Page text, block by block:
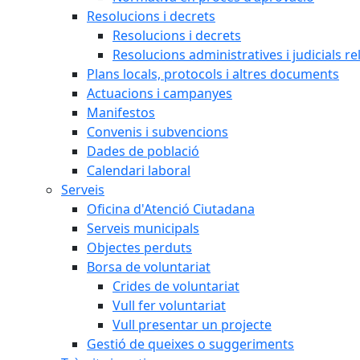
Resolucions i decrets
Resolucions i decrets
Resolucions administratives i judicials
Plans locals, protocols i altres documents
Actuacions i campanyes
Manifestos
Convenis i subvencions
Dades de població
Calendari laboral
Serveis
Oficina d'Atenció Ciutadana
Serveis municipals
Objectes perduts
Borsa de voluntariat
Crides de voluntariat
Vull fer voluntariat
Vull presentar un projecte
Gestió de queixes o suggeriments